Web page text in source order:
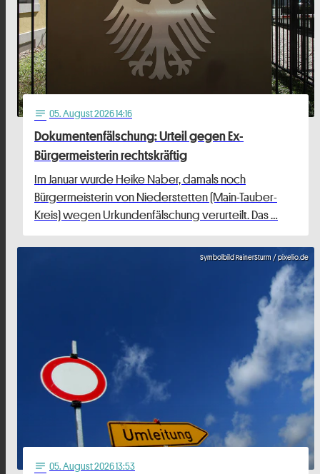
notes 05. August 2026 14:16
Dokumentenfälschung: Urteil gegen Ex-
Bürgermeisterin rechtskräftig
Im Januar wurde Heike Naber, damals noch
Bürgermeisterin von Niederstetten (Main-Tauber-
Kreis) wegen Urkundenfälschung verurteilt. Das …
Symbolbild RainerSturm / pixelio.de
notes 05. August 2026 13:53